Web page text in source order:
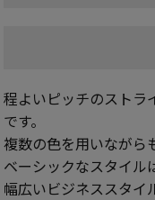
程よいピッチのストラ
です。
複数の色を用いながら
ベーシックなスタイル
幅広いビジネススタイ